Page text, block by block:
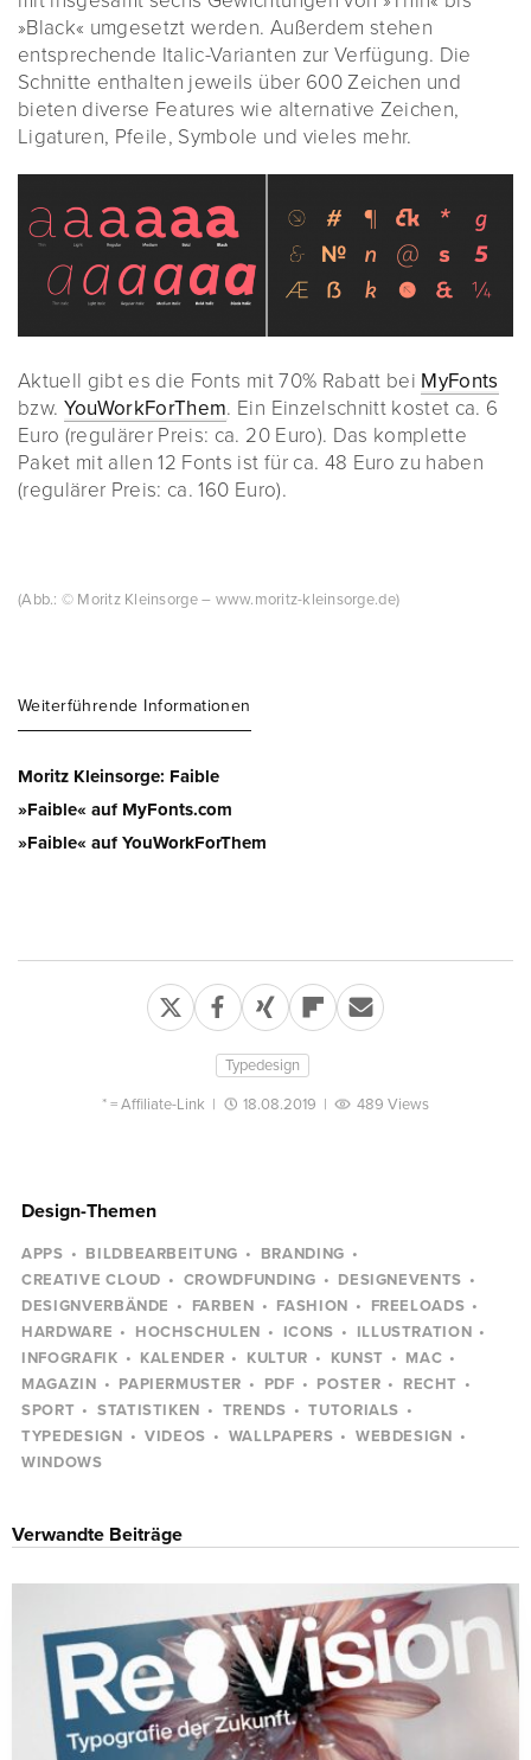
»Black« umgesetzt werden. Außerdem stehen
entsprechende Italic-Varianten zur Verfügung. Die
Schnitte enthalten jeweils über 600 Zeichen und
bieten diverse Features wie alternative Zeichen,
Ligaturen, Pfeile, Symbole und vieles mehr.
Aktuell gibt es die Fonts mit 70% Rabatt bei MyFonts
bzw. YouWorkForThem. Ein Einzelschnitt kostet ca. 6
Euro (regulärer Preis: ca. 20 Euro). Das komplette
Paket mit allen 12 Fonts ist für ca. 48 Euro zu haben
(regulärer Preis: ca. 160 Euro).
(Abb.: © Moritz Kleinsorge – www.moritz-kleinsorge.de)
Weiterführende Informationen
Moritz Kleinsorge: Faible
»Faible« auf MyFonts.com
»Faible« auf YouWorkForThem
Typedesign
* =Affiliate-Link | 18.08.2019 | 489 Views
Design-Themen
APPS BILDBEARBEITUNG
BRANDING
CREATIVE CLOUD
CROWDFUNDING
DESIGNEVENTS
DESIGNVERBÄNDE
FARBEN FASHION
FREELOADS
HARDWARE
HOCHSCHULEN ICONS
ILLUSTRATION
INFOGRAFIK
KALENDER KULTUR KUNST
MAC
MAGAZIN
PAPIERMUSTER PDF POSTER
RECHT
SPORT
STATISTIKEN TRENDS
TUTORIALS
TYPEDESIGN
VIDEOS WALLPAPERS
WEBDESIGN
WINDOWS
Verwandte Beiträge